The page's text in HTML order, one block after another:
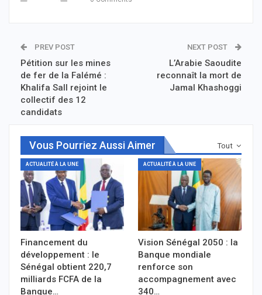
PREV POST
Pétition sur les mines
de fer de la Falémé :
Khalifa Sall rejoint le
collectif des 12
candidats
NEXT POST
L’Arabie Saoudite
reconnaît la mort de
Jamal Khashoggi
Tout
Vous Pourriez Aussi Aimer
ACTUALITÉ À LA UNE
Financement du
développement : le
Sénégal obtient 220,7
milliards FCFA de la
Banque…
ACTUALITÉ À LA UNE
Vision Sénégal 2050 : la
Banque mondiale
renforce son
accompagnement avec
340…